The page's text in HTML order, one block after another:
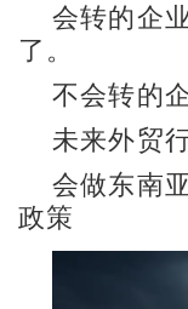
会转的企
了。
不会转的
未来外贸
会做东南
政策